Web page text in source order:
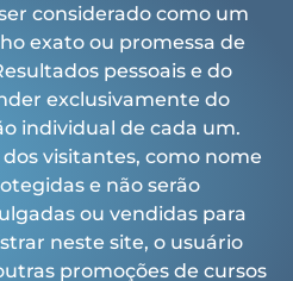
considerado como um
exato ou promessa de
pessoais e do
exclusivamente do
individual de cada um.
visitantes, como nome
e não serão
ou vendidas para
neste site, o usuário
promoções de cursos